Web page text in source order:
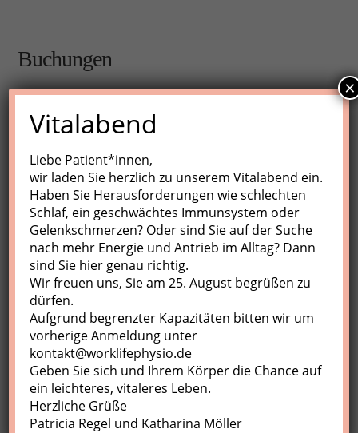
Buchungen
Buchungen sind für diese Veranstaltung nicht mehr
möglich.
Nächste Kurse
Keine Veranstaltungen
Profil
Meine Buchungen
Abmelden
Vitalabend
Liebe Patient*innen,
wir laden Sie herzlich zu unserem Vitalabend ein.
Haben Sie Herausforderungen wie schlechten
Schlaf, ein geschwächtes Immunsystem oder
Gelenkschmerzen? Oder sind Sie auf der Suche
nach mehr Energie und Antrieb im Alltag? Dann
sind Sie hier genau richtig.
Wir freuen uns, Sie am 25. August begrüßen zu
dürfen.
Aufgrund begrenzter Kapazitäten bitten wir um
vorherige Anmeldung unter
kontakt@worklifephysio.de
Geben Sie sich und Ihrem Körper die Chance auf
ein leichteres, vitaleres Leben.
Herzliche Grüße
Patricia Regel und Katharina Möller
×